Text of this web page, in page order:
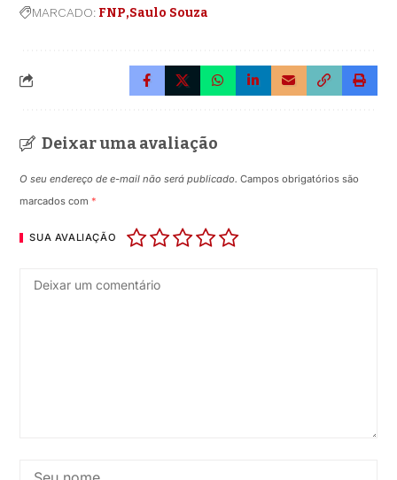
MARCADO: FNP Saulo Souza
Deixar uma avaliação
O seu endereço de e-mail não será publicado. Campos obrigatórios são
marcados com*
SUA AVALIAÇÃO